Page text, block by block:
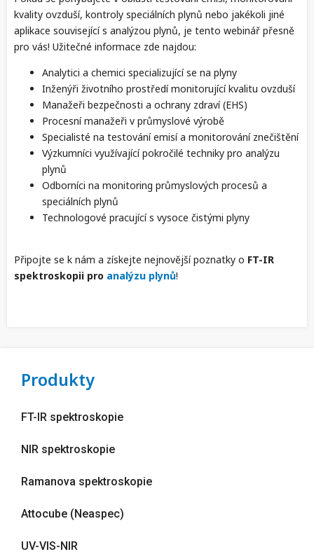
kvality ovzduší, kontroly speciálních plynů nebo jakékoli jiné
aplikace související s analýzou plynů, je tento webinář přesně
pro vás! Užitečné informace zde najdou:
Analytici a chemici specializující se na plyny
Inženýři životního prostředí monitorující kvalitu ovzduší
Manažeři bezpečnosti a ochrany zdraví (EHS)
Procesní manažeři v průmyslové výrobě
Specialisté na testování emisí a monitorování znečištění
Výzkumníci využívající pokročilé techniky pro analýzu
plynů
Odborníci na monitoring průmyslových procesů a
speciálních plynů
Technologové pracující s vysoce čistými plyny
Připojte se k nám a získejte nejnovější poznatky o FT-IR
spektroskopii pro analýzu plynů!
Produkty
FT-IR spektroskopie
NIR spektroskopie
Ramanova spektroskopie
Attocube (Neaspec)
UV-VIS-NIR